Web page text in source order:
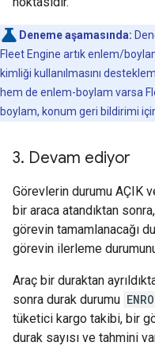
Deneme aşamasında:
Fleet Engine artık enlem/
kimliği kullanılmasını
hem de enlem-boylam varsa
boylam, konum geri bildirimi
3. Devam ediyor
Görevlerin durumu AÇIK
bir araca atandıktan
görevin tamamlanacağı
görevin ilerleme
Araç bir duraktan
sonra durak durumu
tüketici kargo takibi, bir
durak sayısı ve tahmini